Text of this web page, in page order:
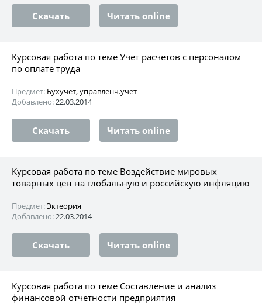
Скачать Читать online
Курсовая работа по теме Учет расчетов с персоналом
по оплате труда
Предмет: Бухучет, управленч.учет
Добавлено:22.03.2014
Скачать Читать online
Курсовая работа по теме Воздействие мировых
товарных цен на глобальную и российскую инфляцию
Предмет:Эктеория
Добавлено:22.03.2014
Скачать Читать online
Курсовая работа по теме Составление и анализ
финансовой отчетности предприятия